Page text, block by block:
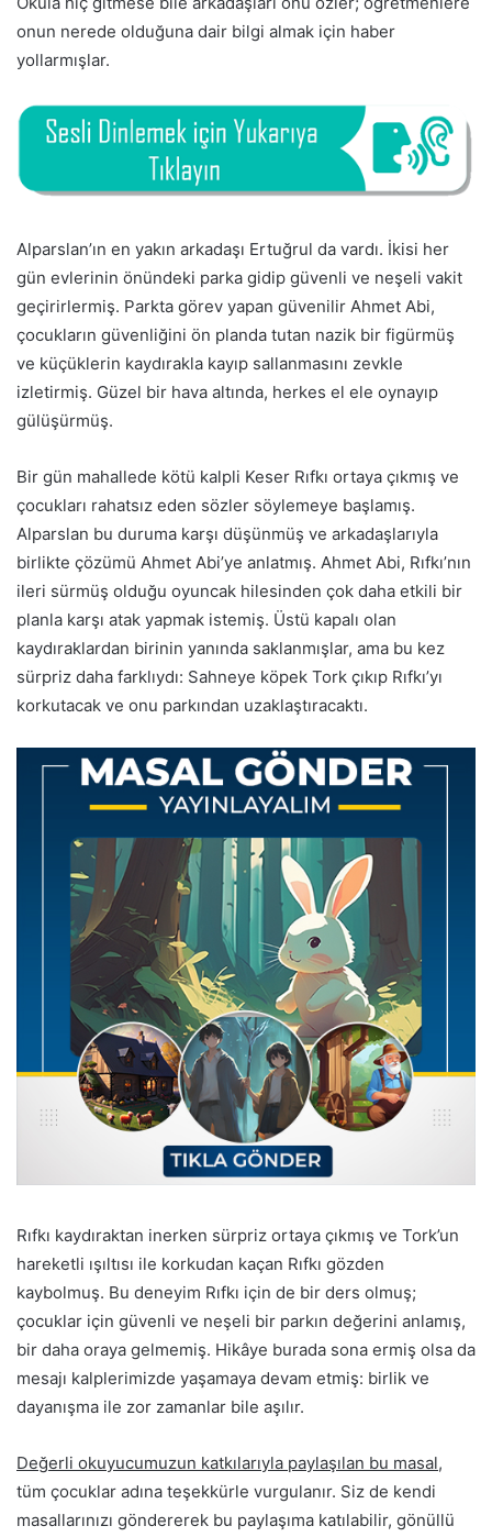
onun nerede olduğuna dair bilgi almak için haber
yollarmışlar.
Alparslan’ın en yakın arkadaşı Ertuğrul da vardı. İkisi her
gün evlerinin önündeki parka gidip güvenli ve neşeli vakit
geçirirlermiş. Parkta görev yapan güvenilir Ahmet Abi,
çocukların güvenliğini ön planda tutan nazik bir figürmüş
ve küçüklerin kaydırakla kayıp sallanmasını zevkle
izletirmiş. Güzel bir hava altında, herkes el ele oynayıp
gülüşürmüş.
Bir gün mahallede kötü kalpli Keser Rıfkı ortaya çıkmış ve
çocukları rahatsız eden sözler söylemeye başlamış.
Alparslan bu duruma karşı düşünmüş ve arkadaşlarıyla
birlikte çözümü Ahmet Abi’ye anlatmış. Ahmet Abi, Rıfkı’nın
ileri sürmüş olduğu oyuncak hilesinden çok daha etkili bir
planla karşı atak yapmak istemiş. Üstü kapalı olan
kaydıraklardan birinin yanında saklanmışlar, ama bu kez
sürpriz daha farklıydı: Sahneye köpek Tork çıkıp Rıfkı’yı
korkutacak ve onu parkından uzaklaştıracaktı.
Rıfkı kaydıraktan inerken sürpriz ortaya çıkmış ve Tork’un
hareketli ışıltısı ile korkudan kaçan Rıfkı gözden
kaybolmuş. Bu deneyim Rıfkı için de bir ders olmuş;
çocuklar için güvenli ve neşeli bir parkın değerini anlamış,
bir daha oraya gelmemiş. Hikâye burada sona ermiş olsa da
mesajı kalplerimizde yaşamaya devam etmiş: birlik ve
dayanışma ile zor zamanlar bile aşılır.
Değerli okuyucumuzun katkılarıyla paylaşılan bu masal,
tüm çocuklar adına teşekkürle vurgulanır. Siz de kendi
masallarınızı göndererek bu paylaşıma katılabilir, gönüllü